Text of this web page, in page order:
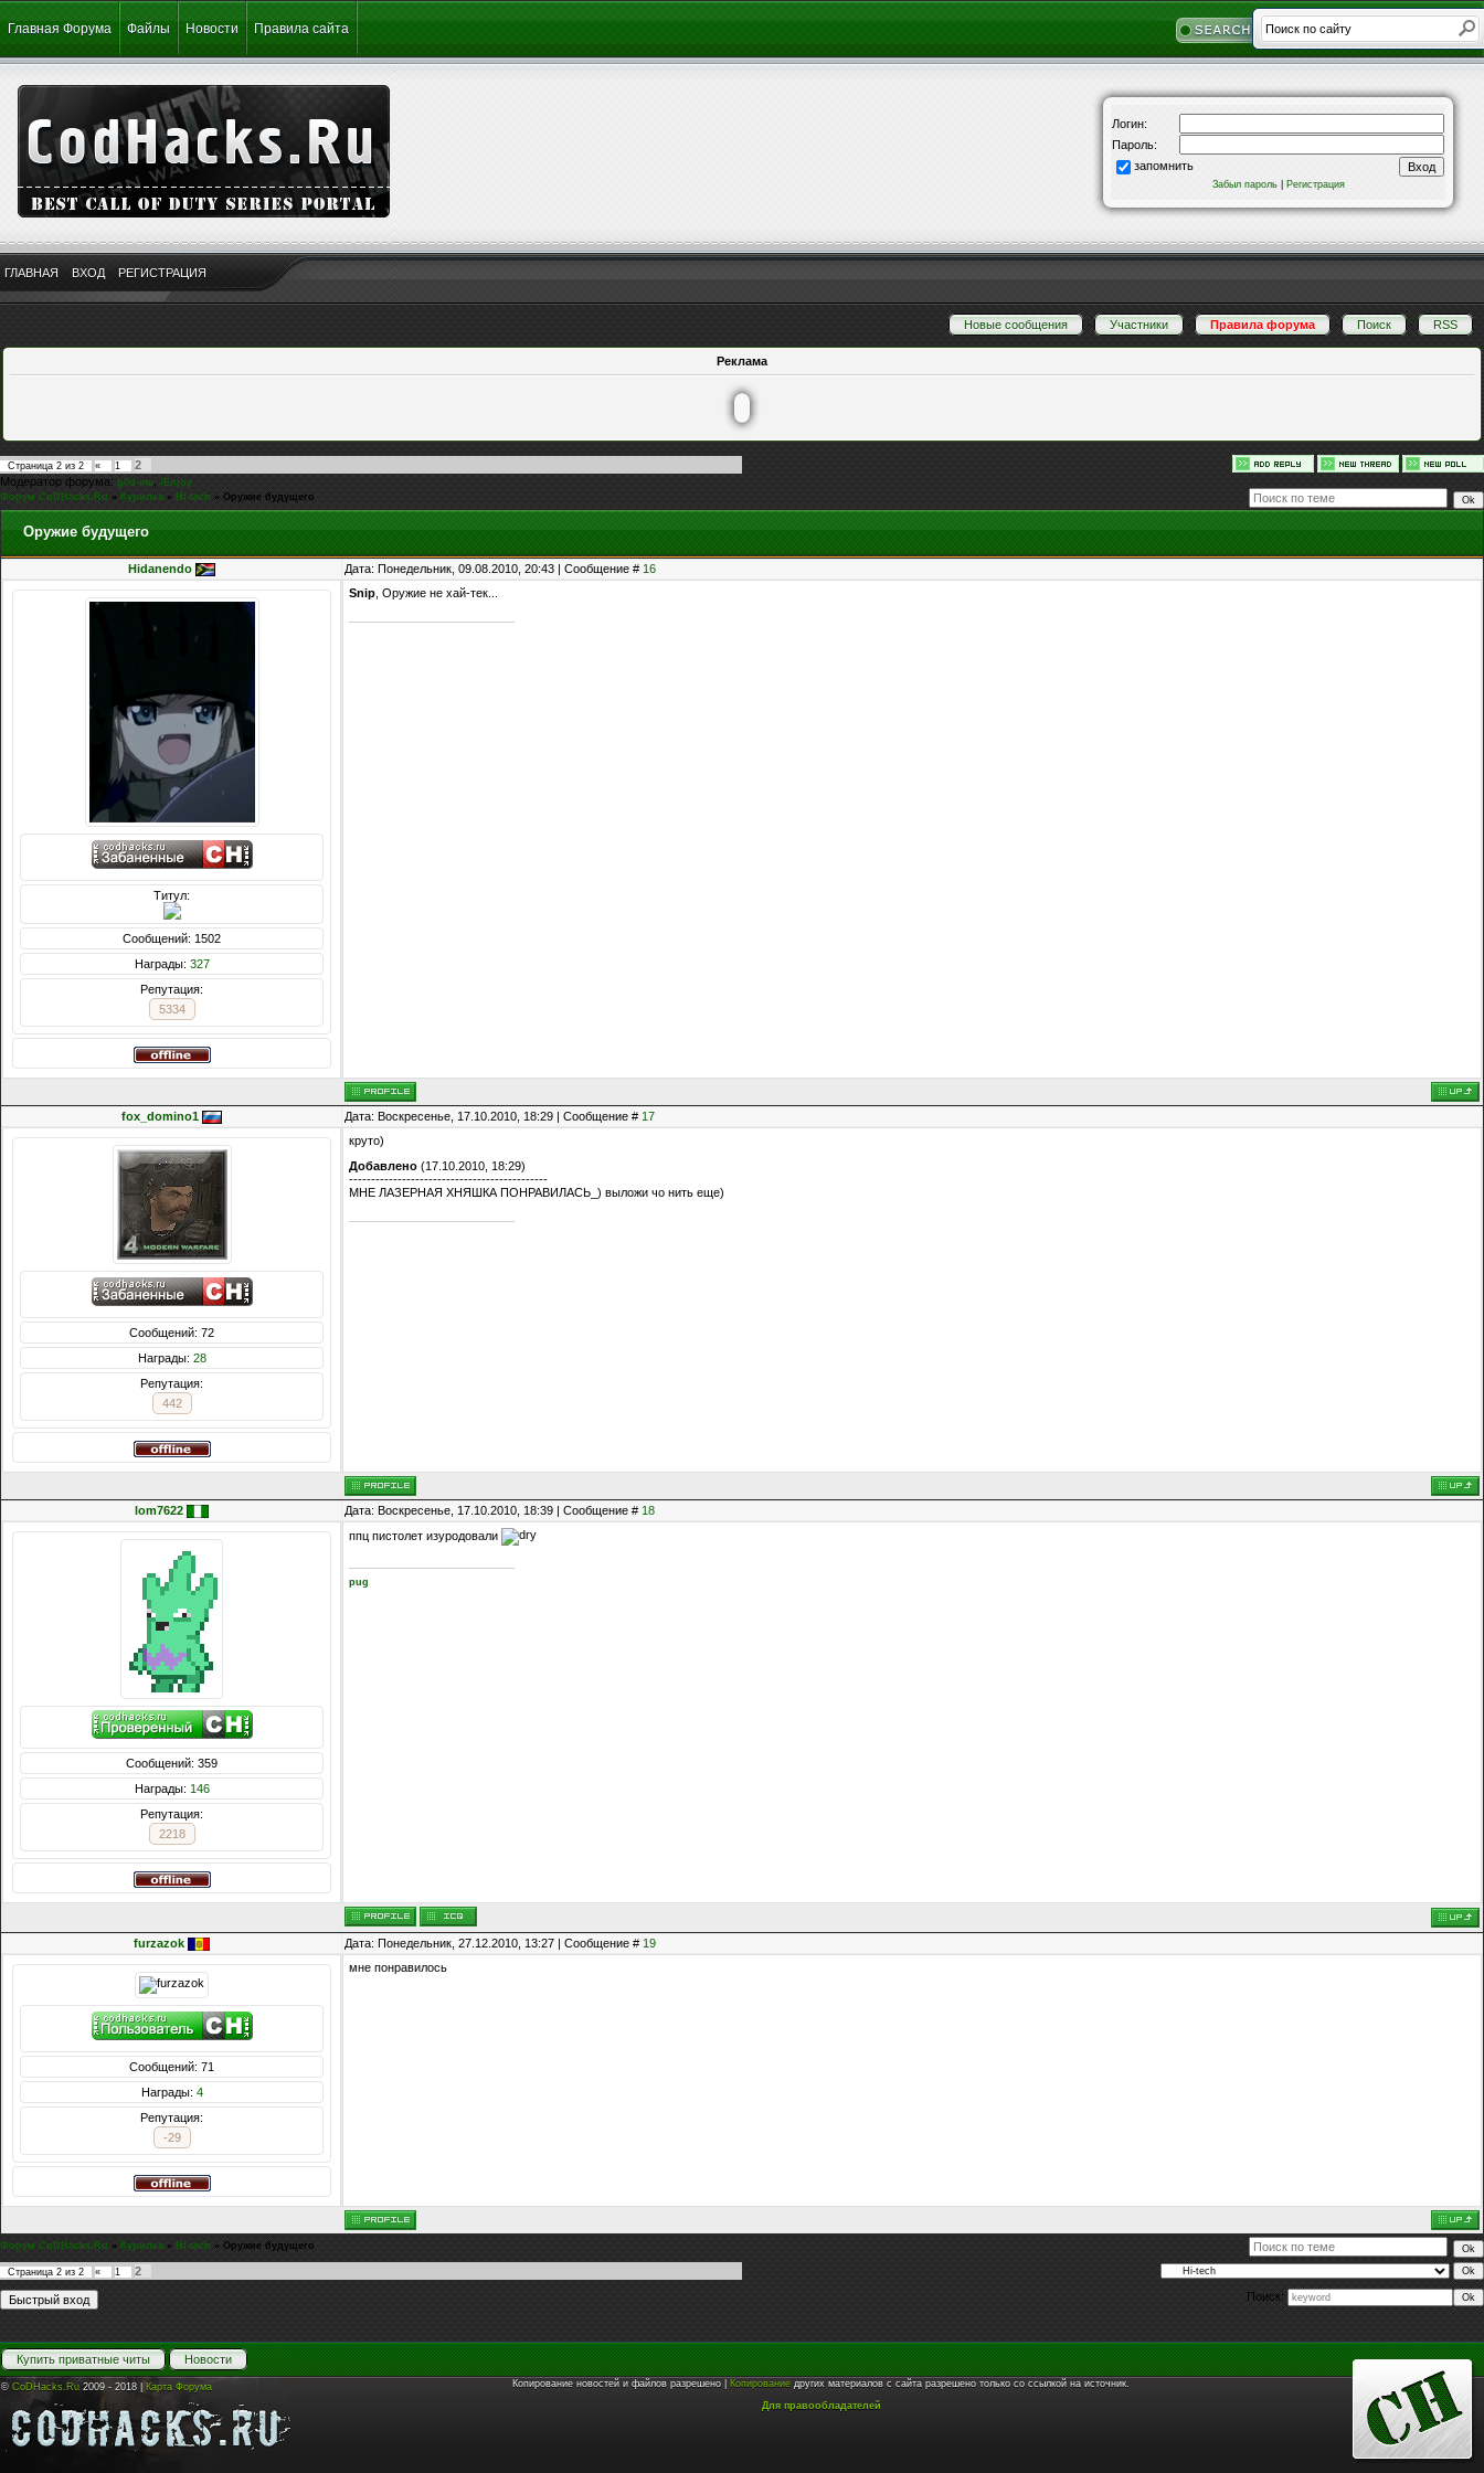
Главная Форума Файлы Новости Правила сайта
ГЛАВНАЯ ВХОД РЕГИСТРАЦИЯ
Логин:
Пароль:
запомнить
Забыл пароль| Регистрация
Новые сообщения · Участники · Правила форума · Поиск · RSS
Реклама
Страница 2 из 2 « 1
2
Модератор форума:g0d-me,iEnjoy
Форум CoDHacks.Ru » Курилка » Hi-tech » Оружие будущего
Оружие будущего
Hidanendo Дата: Понедельник, 09.08.2010, 20:43 | Сообщение # 16
Титул:
Сообщений: 1502
Награды: 327
Репутация:
5334
Snip , Оружие не хай-тек...
fox_domino1 Дата: Воскресенье, 17.10.2010, 18:29 | Сообщение # 17
Сообщений: 72
Награды: 28
Репутация:
442
круто)
Добавлено (17.10.2010, 18:29)
---------------------------------------------
МНЕ ЛАЗЕРНАЯ ХНЯШКА ПОНРАВИЛАСЬ_) выложи чо нить еще)
lom7622 Дата: Воскресенье, 17.10.2010, 18:39 | Сообщение # 18
Сообщений: 359
Награды: 146
Репутация:
2218
ппц пистолет изуродовали
pug
furzazok Дата: Понедельник, 27.12.2010, 13:27 | Сообщение # 19
Сообщений: 71
Награды: 4
Репутация:
-29
мне понравилось
Форум CoDHacks.Ru » Курилка » Hi-tech » Оружие будущего
Страница 2 из 2 « 1
2
Поиск:
Купить приватные читы Новости
© CoDHacks.Ru 2009 - 2018 | Карта Форума Копирование новостей и файлов разрешено | Копирование других материалов с сайта разрешено только со ссылкой на источник.
Для правообладателей